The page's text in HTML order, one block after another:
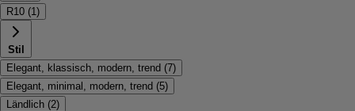
R10 (1 )
Stil
Elegant, klassisch, modern, trend (7)
Elegant, minimal, modern, trend (5)
Ländlich (2)